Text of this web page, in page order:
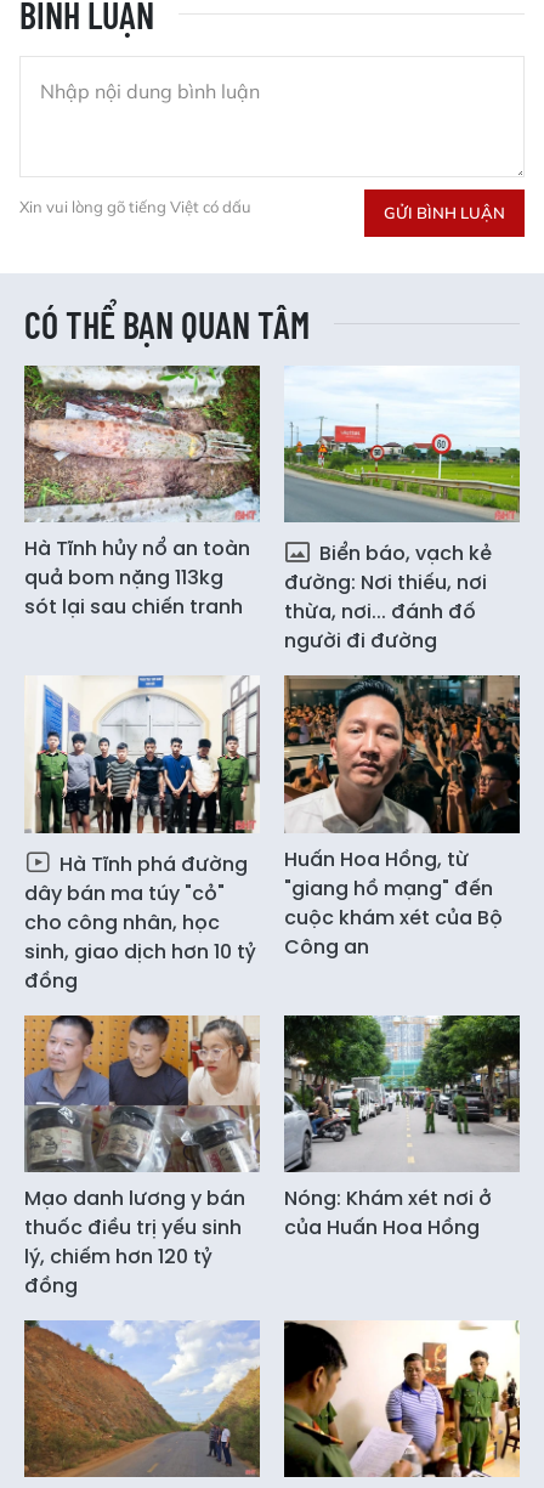
BÌNH LUẬN
Xin vui lòng gõ tiếng Việt có dấu GỬI BÌNH LUẬN
CÓ THỂ BẠN QUAN TÂM
Hà Tĩnh hủy nổ an toàn
quả bom nặng 113kg
sót lại sau chiến tranh
Biển báo, vạch kẻ
đường: Nơi thiếu, nơi
thừa, nơi... đánh đố
người đi đường
Hà Tĩnh phá đường
dây bán ma túy "cỏ"
cho công nhân, học
sinh, giao dịch hơn 10 tỷ
đồng
Huấn Hoa Hồng, từ
"giang hồ mạng" đến
cuộc khám xét của Bộ
Công an
Mạo danh lương y bán
thuốc điều trị yếu sinh
lý, chiếm hơn 120 tỷ
đồng
Nóng: Khám xét nơi ở
của Huấn Hoa Hồng